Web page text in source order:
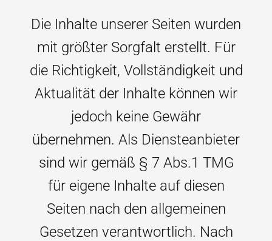
Die Inhalte unserer Seiten wurden
mit größter Sorgfalt erstellt. Für
die Richtigkeit, Vollständigkeit und
Aktualität der Inhalte können wir
jedoch keine Gewähr
übernehmen. Als Diensteanbieter
sind wir gemäß § 7 Abs.1 TMG
für eigene Inhalte auf diesen
Seiten nach den allgemeinen
Gesetzen verantwortlich. Nach